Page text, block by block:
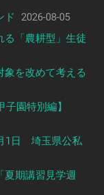
ド
2026-08-05
る「農耕型」生徒
象を改めて考える
園特別編】
1日 埼玉県公私
期講習見学週